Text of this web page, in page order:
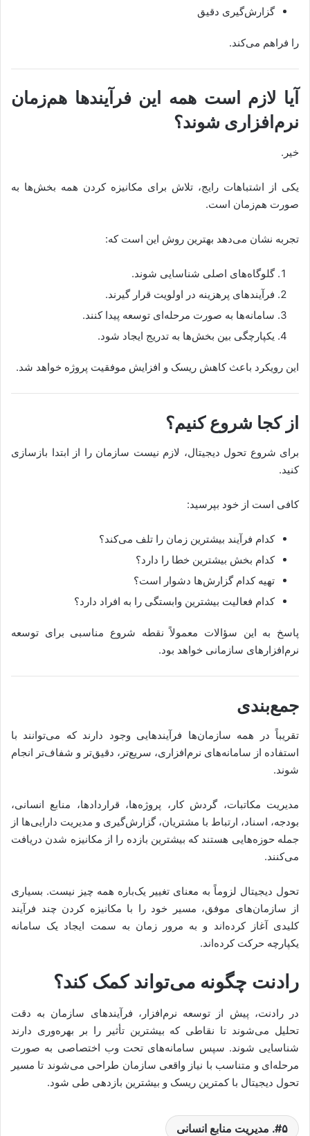
گزارش‌گیری دقیق
را فراهم می‌کند.
آیا لازم است همه این فرآیندها هم‌زمان
نرم‌افزاری شوند؟
خیر.
یکی از اشتباهات رایج، تلاش برای مکانیزه کردن همه بخش‌ها به
صورت هم‌زمان است.
تجربه نشان می‌دهد بهترین روش این است که:
گلوگاه‌های اصلی شناسایی شوند.
فرآیندهای پرهزینه در اولویت قرار گیرند.
سامانه‌ها به صورت مرحله‌ای توسعه پیدا کنند.
یکپارچگی بین بخش‌ها به تدریج ایجاد شود.
این رویکرد باعث کاهش ریسک و افزایش موفقیت پروژه خواهد شد.
از کجا شروع کنیم؟
برای شروع تحول دیجیتال، لازم نیست سازمان را از ابتدا بازسازی
کنید.
کافی است از خود بپرسید:
کدام فرآیند بیشترین زمان را تلف می‌کند؟
کدام بخش بیشترین خطا را دارد؟
تهیه کدام گزارش‌ها دشوار است؟
کدام فعالیت بیشترین وابستگی را به افراد دارد؟
پاسخ به این سؤالات معمولاً نقطه شروع مناسبی برای توسعه
نرم‌افزارهای سازمانی خواهد بود.
جمع‌بندی
تقریباً در همه سازمان‌ها فرآیندهایی وجود دارند که می‌توانند با
استفاده از سامانه‌های نرم‌افزاری، سریع‌تر، دقیق‌تر و شفاف‌تر انجام
شوند.
مدیریت مکاتبات، گردش کار، پروژه‌ها، قراردادها، منابع انسانی،
بودجه، اسناد، ارتباط با مشتریان، گزارش‌گیری و مدیریت دارایی‌ها از
جمله حوزه‌هایی هستند که بیشترین بازده را از مکانیزه شدن دریافت
می‌کنند.
تحول دیجیتال لزوماً به معنای تغییر یک‌باره همه چیز نیست. بسیاری
از سازمان‌های موفق، مسیر خود را با مکانیزه کردن چند فرآیند
کلیدی آغاز کرده‌اند و به مرور زمان به سمت ایجاد یک سامانه
یکپارچه حرکت کرده‌اند.
رادنت چگونه می‌تواند کمک کند؟
در رادنت، پیش از توسعه نرم‌افزار، فرآیندهای سازمان به دقت
تحلیل می‌شوند تا نقاطی که بیشترین تأثیر را بر بهره‌وری دارند
شناسایی شوند. سپس سامانه‌های تحت وب اختصاصی به صورت
مرحله‌ای و متناسب با نیاز واقعی سازمان طراحی می‌شوند تا مسیر
تحول دیجیتال با کمترین ریسک و بیشترین بازدهی طی شود.
۵. مدیریت منابع انسانی